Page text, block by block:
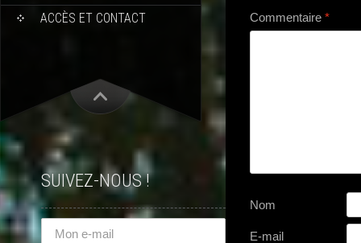
ACCÈS ET CONTACT
Commentaire *
Nom
E-mail
SUIVEZ-NOUS !